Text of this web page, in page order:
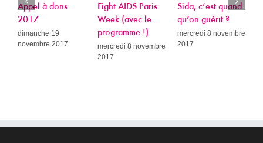
à dons
19
2017
Fight AIDS Paris
Week (avec le
programme !)
mercredi 8 novembre
Sida, c’est quand
qu’on guérit ?
mercredi 8 novembre
2017
Plainte